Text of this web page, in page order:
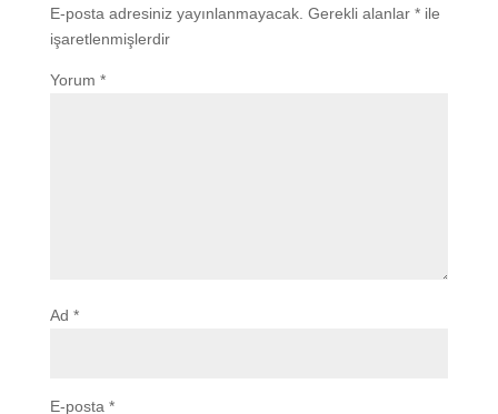
E-posta adresiniz yayınlanmayacak. Gerekli alanlar *ile
işaretlenmişlerdir
Yorum *
Ad *
E-posta *